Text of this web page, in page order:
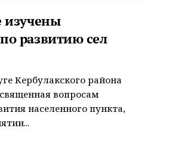
изучены
развитию сел
Кербулакского района
вопросам
населенного пункта,